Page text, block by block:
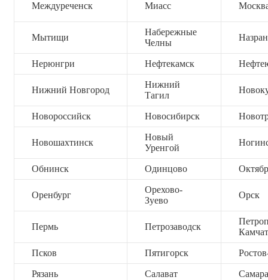
Междуреченск Миасс
Мытищи
Набережные
Челны
Нерюнгри Нефтекамск
Нижний Новгород
Нижний
Тагил
Новороссийск Новосибирск
Новошахтинск
Новый
Уренгой
Обнинск Одинцово
Оренбург
Орехово-
Зуево
Орск
Пермь Петрозаводск
Псков Пятигорск
Рязань Салават Самара